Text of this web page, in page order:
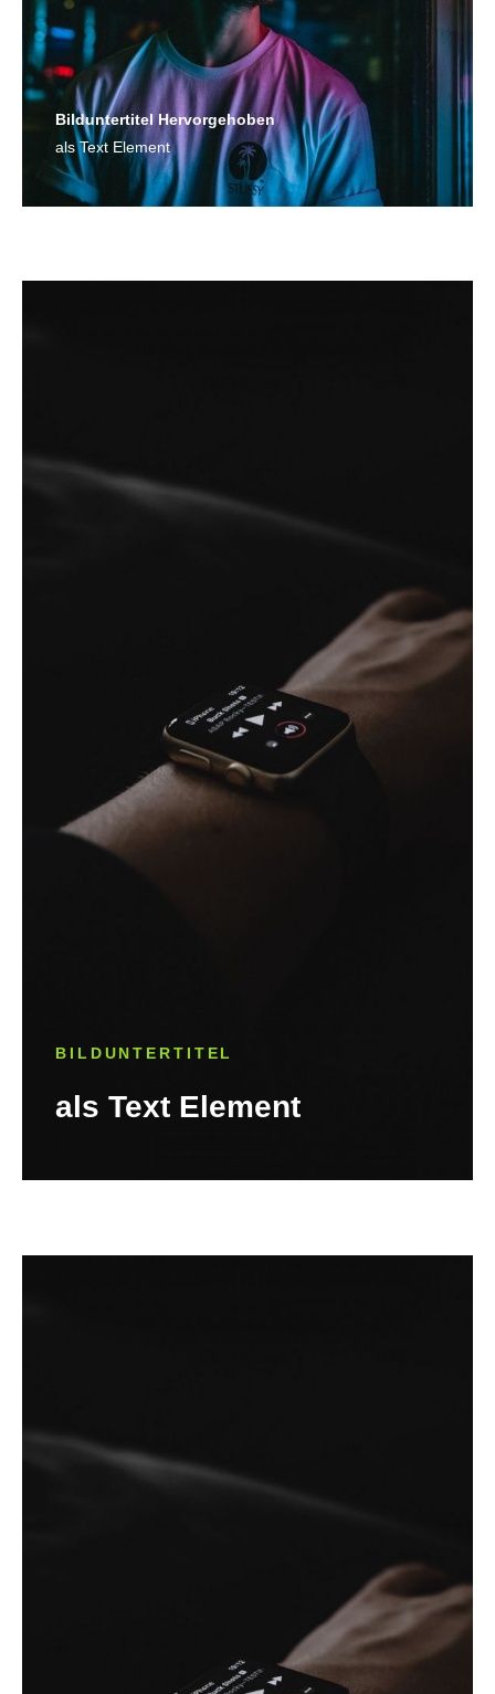
Bild­unter­titel Hervorgehoben
als Text Element
BILDUNTERTITEL
als Text Element